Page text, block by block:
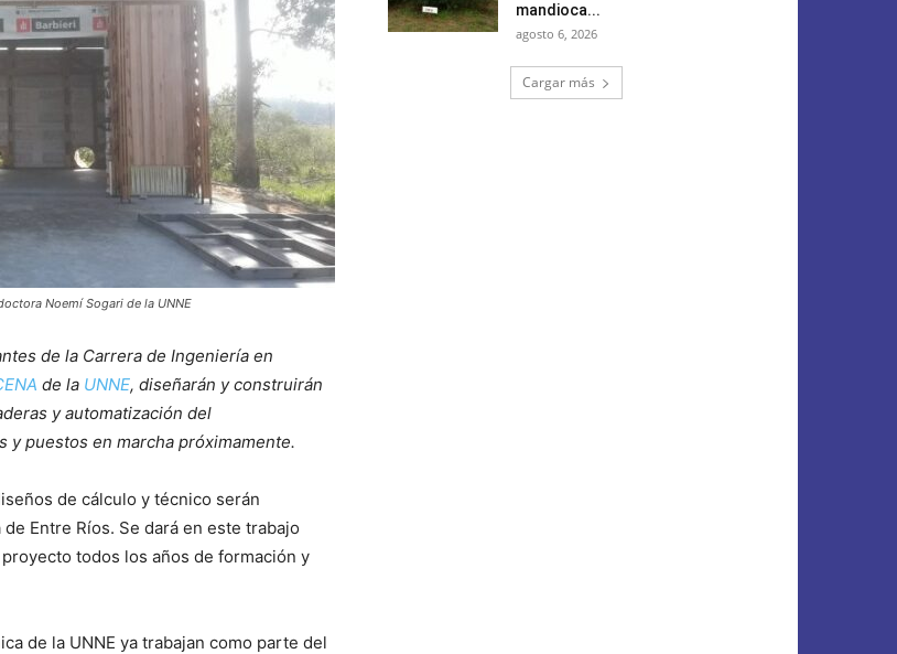
Noemí Sogari de la UNNE
de la Carrera de Ingeniería en
de la UNNE, diseñarán y construirán
y automatización del
y puestos en marcha próximamente.
de cálculo y técnico serán
Entre Ríos. Se dará en este trabajo
todos los años de formación y
de la UNNE ya trabajan como parte del
mandioca...
agosto 6, 2026
Cargar más